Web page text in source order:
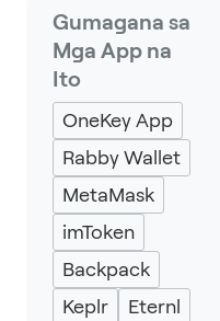
Gumagana sa
Mga App na
Ito
OneKey App
Rabby Wallet
MetaMask
imToken
Backpack
Keplr
Eternl